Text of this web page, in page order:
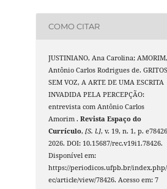
COMO CITAR
JUSTINIANO, Ana Carolina; AMORIM,
Antônio Carlos Rodrigues de. GRITOS
SEM VOZ, A ARTE DE UMA ESCRITA
INVADIDA PELA PERCEPÇÃO:
entrevista com Antônio Carlos
Amorim .Revista Espaço do
Currículo,[S. l.], v. 19, n. 1, p.
2026. DOI: 10.15687/rec.v19i1.78426.
Disponível em:
https://periodicos.ufpb.br/
ec/article/view/78426. Acesso em: 7